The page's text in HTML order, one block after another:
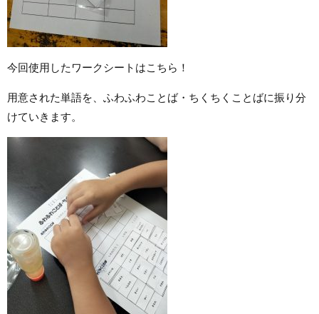
今回使用したワークシートはこちら！
用意された単語を、ふわふわことば・ちくちくことばに振り分
けていきます。